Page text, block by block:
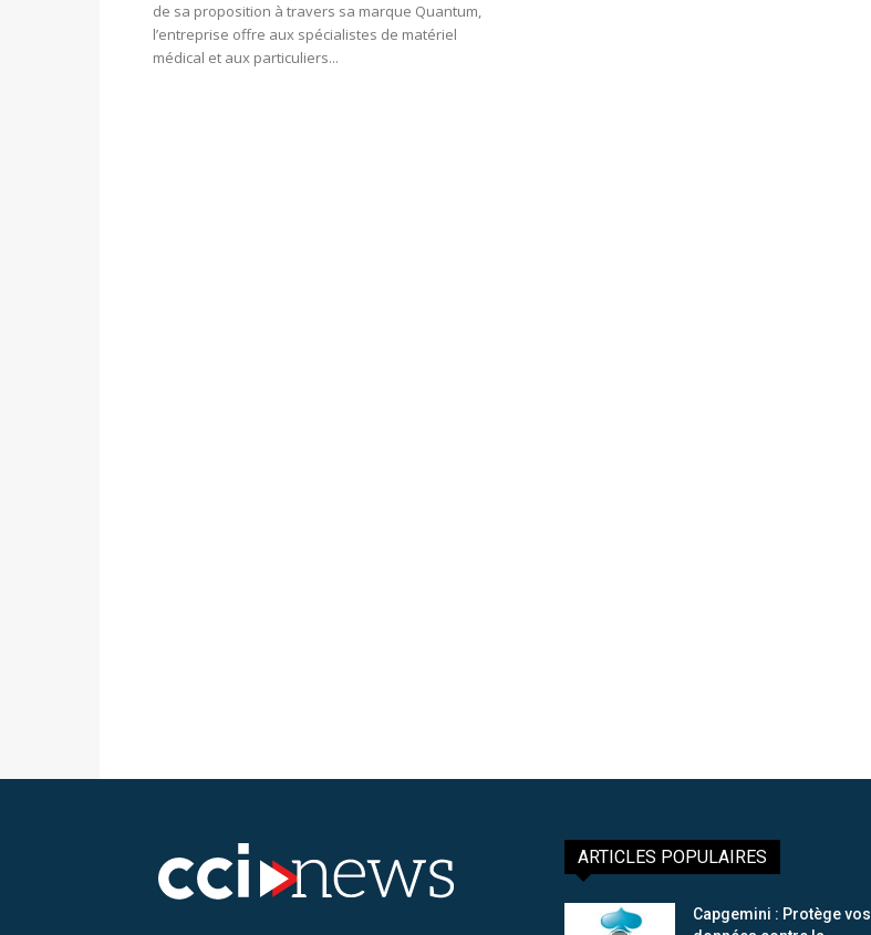
de sa proposition à travers sa marque Quantum,
l’entreprise offre aux spécialistes de matériel
médical et aux particuliers...
ARTICLES POPULAIRES
Capgemini : Protège vos